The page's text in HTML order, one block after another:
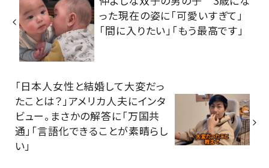
った現在の姿に「可愛いすぎて」
「間に入りたい」「もう最高です」
「日本人女性と結婚して大変だっ
たことは？」アメリカ人夫にインタ
ビュー。まさかの解答に「万国共
通」「言語化できることが素晴らし
い」